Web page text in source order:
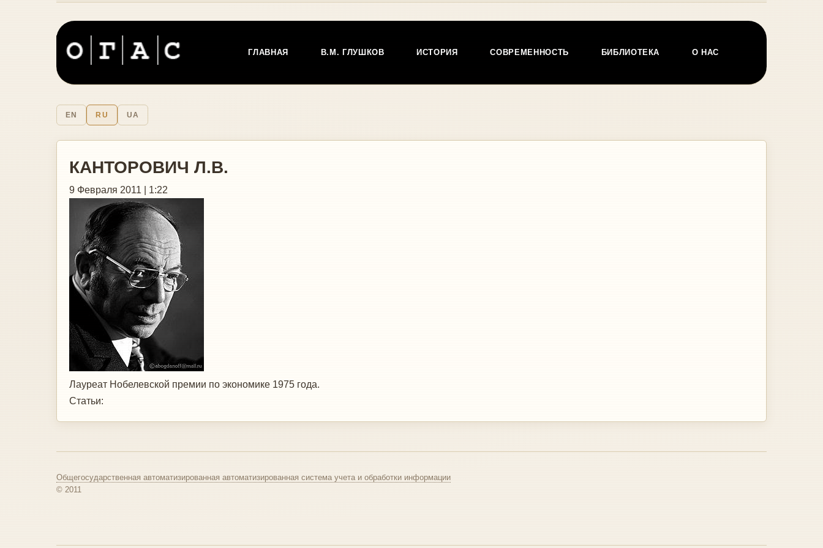
ГЛАВНАЯ В.М. ГЛУШКОВ ИСТОРИЯ СОВРЕМЕННОСТЬ БИБЛИОТЕКА О НАС
EN RU UA
КАНТОРОВИЧ Л.В.
9 Февраля 2011 | 1:22
Лауреат Нобелевской премии по экономике 1975 года.
Статьи:
Общегосударственная автоматизированная автоматизированная система учета и обработки информации
© 2011